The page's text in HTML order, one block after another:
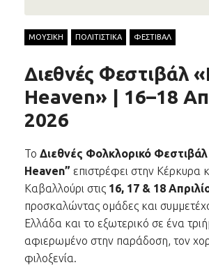
ΜΟΥΣΙΚΗ ΠΟΛΙΤΙΣΤΙΚΑ ΦΕΣΤΙΒΑΛ
Διεθνές Φεστιβάλ
Heaven» | 16–18
2026
Το Διεθνές Φολκλορικό
Heaven” επιστρέφει στην Κέρκυρα
Καβαλλούρι στις 16, 17 & 18
προσκαλώντας ομάδες και
Ελλάδα και το εξωτερικό σε ένα
αφιερωμένο στην παράδοση, τον
φιλοξενία.